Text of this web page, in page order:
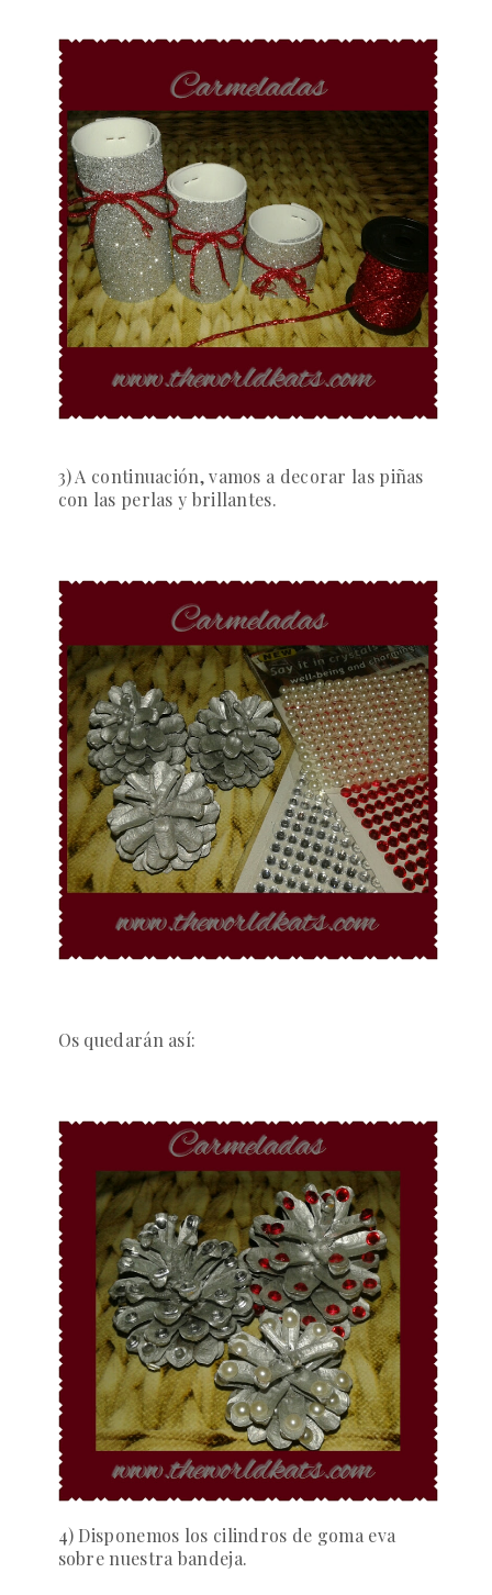
3) A continuación, vamos a decorar las piñas
con las perlas y brillantes.
Os quedarán así:
4) Disponemos los cilindros de goma eva
sobre nuestra bandeja.